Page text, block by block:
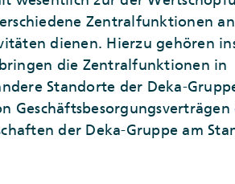
Zentralfunktionen
dienen. Hierzu gehören
die Zentralfunktionen in
Standorte der Deka-
der Deka-Gruppe am